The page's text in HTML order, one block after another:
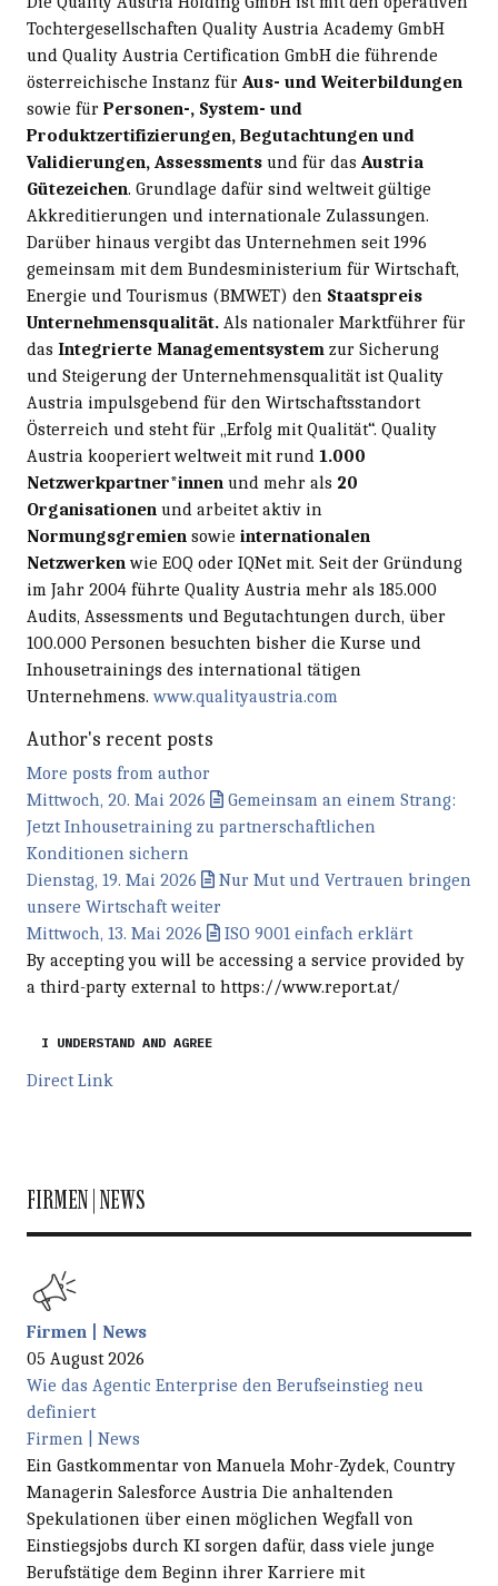
Tochtergesellschaften Quality Austria Academy GmbH
und Quality Austria Certification GmbH die führende
österreichische Instanz für Aus- und Weiterbildungen
sowie für Personen-, System- und
Produktzertifizierungen, Begutachtungen und
Validierungen, Assessments und für das Austria
Gütezeichen. Grundlage dafür sind weltweit gültige
Akkreditierungen und internationale Zulassungen.
Darüber hinaus vergibt das Unternehmen seit 1996
gemeinsam mit dem Bundesministerium für Wirtschaft,
Energie und Tourismus (BMWET) den Staatspreis
Unternehmensqualität. Als nationaler Marktführer für
das Integrierte Managementsystem zur Sicherung
und Steigerung der Unternehmensqualität ist Quality
Austria impulsgebend für den Wirtschaftsstandort
Österreich und steht für „Erfolg mit Qualität“. Quality
Austria kooperiert weltweit mit rund 1.000
Netzwerkpartner*innen und mehr als 20
Organisationen und arbeitet aktiv in
Normungsgremien sowie internationalen
Netzwerken wie EOQ oder IQNet mit. Seit der Gründung
im Jahr 2004 führte Quality Austria mehr als 185.000
Audits, Assessments und Begutachtungen durch, über
100.000 Personen besuchten bisher die Kurse und
Inhousetrainings des international tätigen
Unternehmens.www.qualityaustria.com
Author's recent posts
More posts from author
Mittwoch, 20. Mai 2026
Gemeinsam an einem Strang:
Jetzt Inhouse­training zu partner­schaftlichen
Konditionen sichern
Dienstag, 19. Mai 2026
Nur Mut und Vertrauen bringen
unsere Wirtschaft weiter
Mittwoch, 13. Mai 2026
ISO 9001 einfach erklärt
By accepting you will be accessing a service provided by
a third-party external to https://www.report.at/
I UNDERSTAND AND AGREE
Direct Link
FIRMEN | NEWS
Firmen | News
05 August 2026
Wie das Agentic Enterprise den Berufseinstieg neu
definiert
Firmen | News
Ein Gastkommentar von Manuela Mohr-Zydek, Country
Managerin Salesforce Austria Die anhaltenden
Spekulationen über einen möglichen Wegfall von
Einstiegsjobs durch KI sorgen dafür, dass viele junge
Berufstätige dem Beginn ihrer Karriere mit